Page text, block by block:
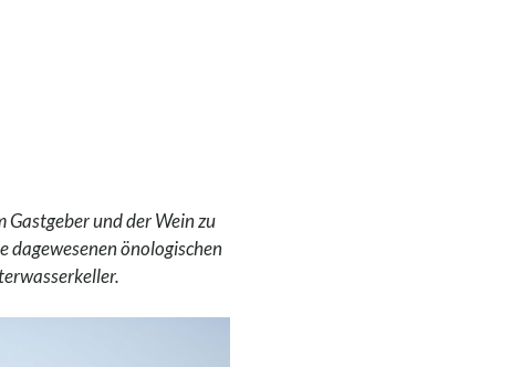
Gastgeber und der Wein zu
dagewesenen önologischen